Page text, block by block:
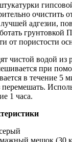
очистить
адгезии,
грунтовкой
от пористости
чистой водой из
при
в течение 5
1 часа.